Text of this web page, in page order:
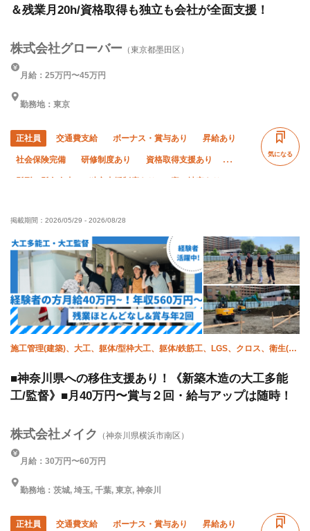
＆残業月20h/資格取得も独立も会社が全面支援！
株式会社グローバー （東京都墨田区）
月給：25万円〜45万円
勤務地：東京
正社員 交通費支給 ボーナス・賞与あり 昇給あり
社会保険完備 研修制度あり 資格取得支援あり
経験者優遇 有資格者優遇
残業月20時間以下 直帰・直行OK 転勤なし
完全週休二日制 夏季休暇 年末年始休暇
車・バイク通勤OK
気になる
掲載期間： 2026/05/29 - 2026/08/28
施工管理(建築)、大工、躯体/型枠大工、躯体/鉄筋工、LGS、クロス、衛生(水
■神奈川県への移住支援あり！《新築木造の大工多能
工/監督》■月40万円〜賞与２回・給与アップは随時！
株式会社メイク （神奈川県横浜市南区）
月給：30万円〜60万円
勤務地：茨城, 埼玉, 千葉, 東京, 神奈川
正社員 交通費支給 ボーナス・賞与あり 昇給あり